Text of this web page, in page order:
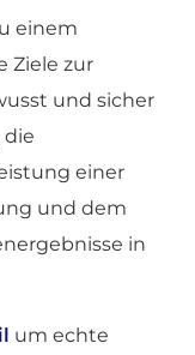
einem
Ziele zur
und sicher
die
einer
und dem
in
um echte